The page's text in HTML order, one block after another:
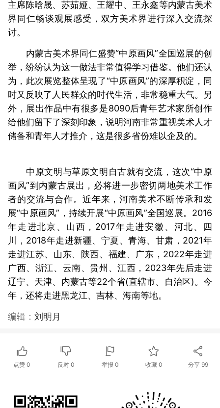
主席陈晗晟、苏茹娅、王耀中、王永鑫等内蒙古美术
界同仁畅谈观展感受，双方美术界进行深入交流探
讨。
内蒙古美术界同仁盛赞“中原画风”全国巡展的创
举，纷纷认为这一做法非常值得学习借鉴。他们还认
为，此次展览整体呈现了“中原画风”的深厚积淀，同
时又反映了人民群众的时代生活，非常稳重大气。另
外，展出作品中有很多是8090后青年艺术家所创作
给他们留下了深刻印象，说明河南非常重视美术人才
储备和青年人才推介，这是很多省份难以企及的。
中原文明与草原文明自古就有交流，这次“中原
画风”到内蒙古展出，必将进一步密切两地美术工作
者的交流与合作。近年来，河南美术不断传承和发
展“中原画风”，持续开展“中原画风”全国巡展。2016
年走进北京、山西，2017年走进安徽、河北、四
川，2018年走进新疆、宁夏、青海、甘肃，2021年
走进江苏、山东、陕西、福建、广东，2022年走进
广西、浙江、云南、贵州、江西，2023年先后走进
辽宁、天津、内蒙古等22个省(直辖市、自治区)。今
年，还将走进黑龙江、吉林、海南等地。
编辑： 刘明月
点赞0 反对 0 举报 0 收藏 0 分享 99